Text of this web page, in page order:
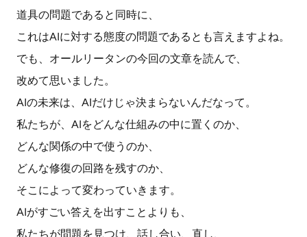
道具の問題であると同時に、
これはAIに対する態度の問題であるとも言えますよね。
でも、オールリータンの今回の文章を読んで、
改めて思いました。
AIの未来は、AIだけじゃ決まらないんだなって。
私たちが、AIをどんな仕組みの中に置くのか、
どんな関係の中で使うのか、
どんな修復の回路を残すのか、
そこによって変わっていきます。
AIがすごい答えを出すことよりも、
私たちが問題を見つけ、話し合い、直し、